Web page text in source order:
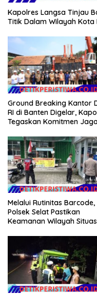
Kapolres Langsa Tinjau
Titik Dalam Wilayah Kota
Ground Breaking Kantor
RI di Banten Digelar,
Tegaskan Komitmen
Melalui Rutinitas Barcode,
Polsek Selat Pastikan
Keamanan Wilayah